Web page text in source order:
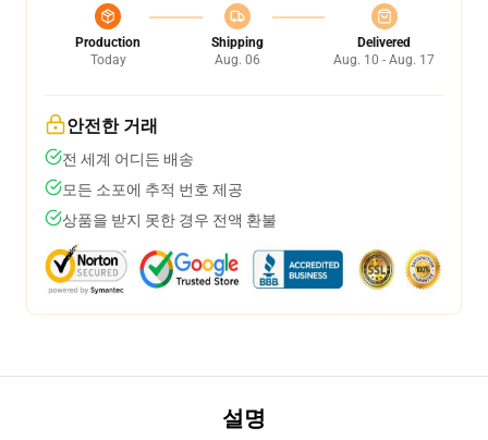
Production
Today
Shipping
Aug. 06
Delivered
Aug. 10 - Aug. 17
안전한 거래
전 세계 어디든 배송
모든 소포에 추적 번호 제공
상품을 받지 못한 경우 전액 환불
설명